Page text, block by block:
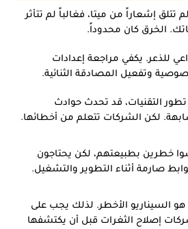
لم تتلق إشعاراً من ميتا، فغالباً لم تتأثر
الخرق كان محدوداً.
للذعر. يكفي مراجعة إعدادات
وتفعيل المصادقة الثنائية.
التقنيات، قد تحدث حوادث
لكن الشركات تتعلم من أخطائها.
خطرين بطبيعتهم، لكن يحتاجون
صارمة أثناء التطوير والتشغيل.
هو السيناريو الأخطر. لذلك يجب على
إصلاح الثغرات قبل أن يكتشفها